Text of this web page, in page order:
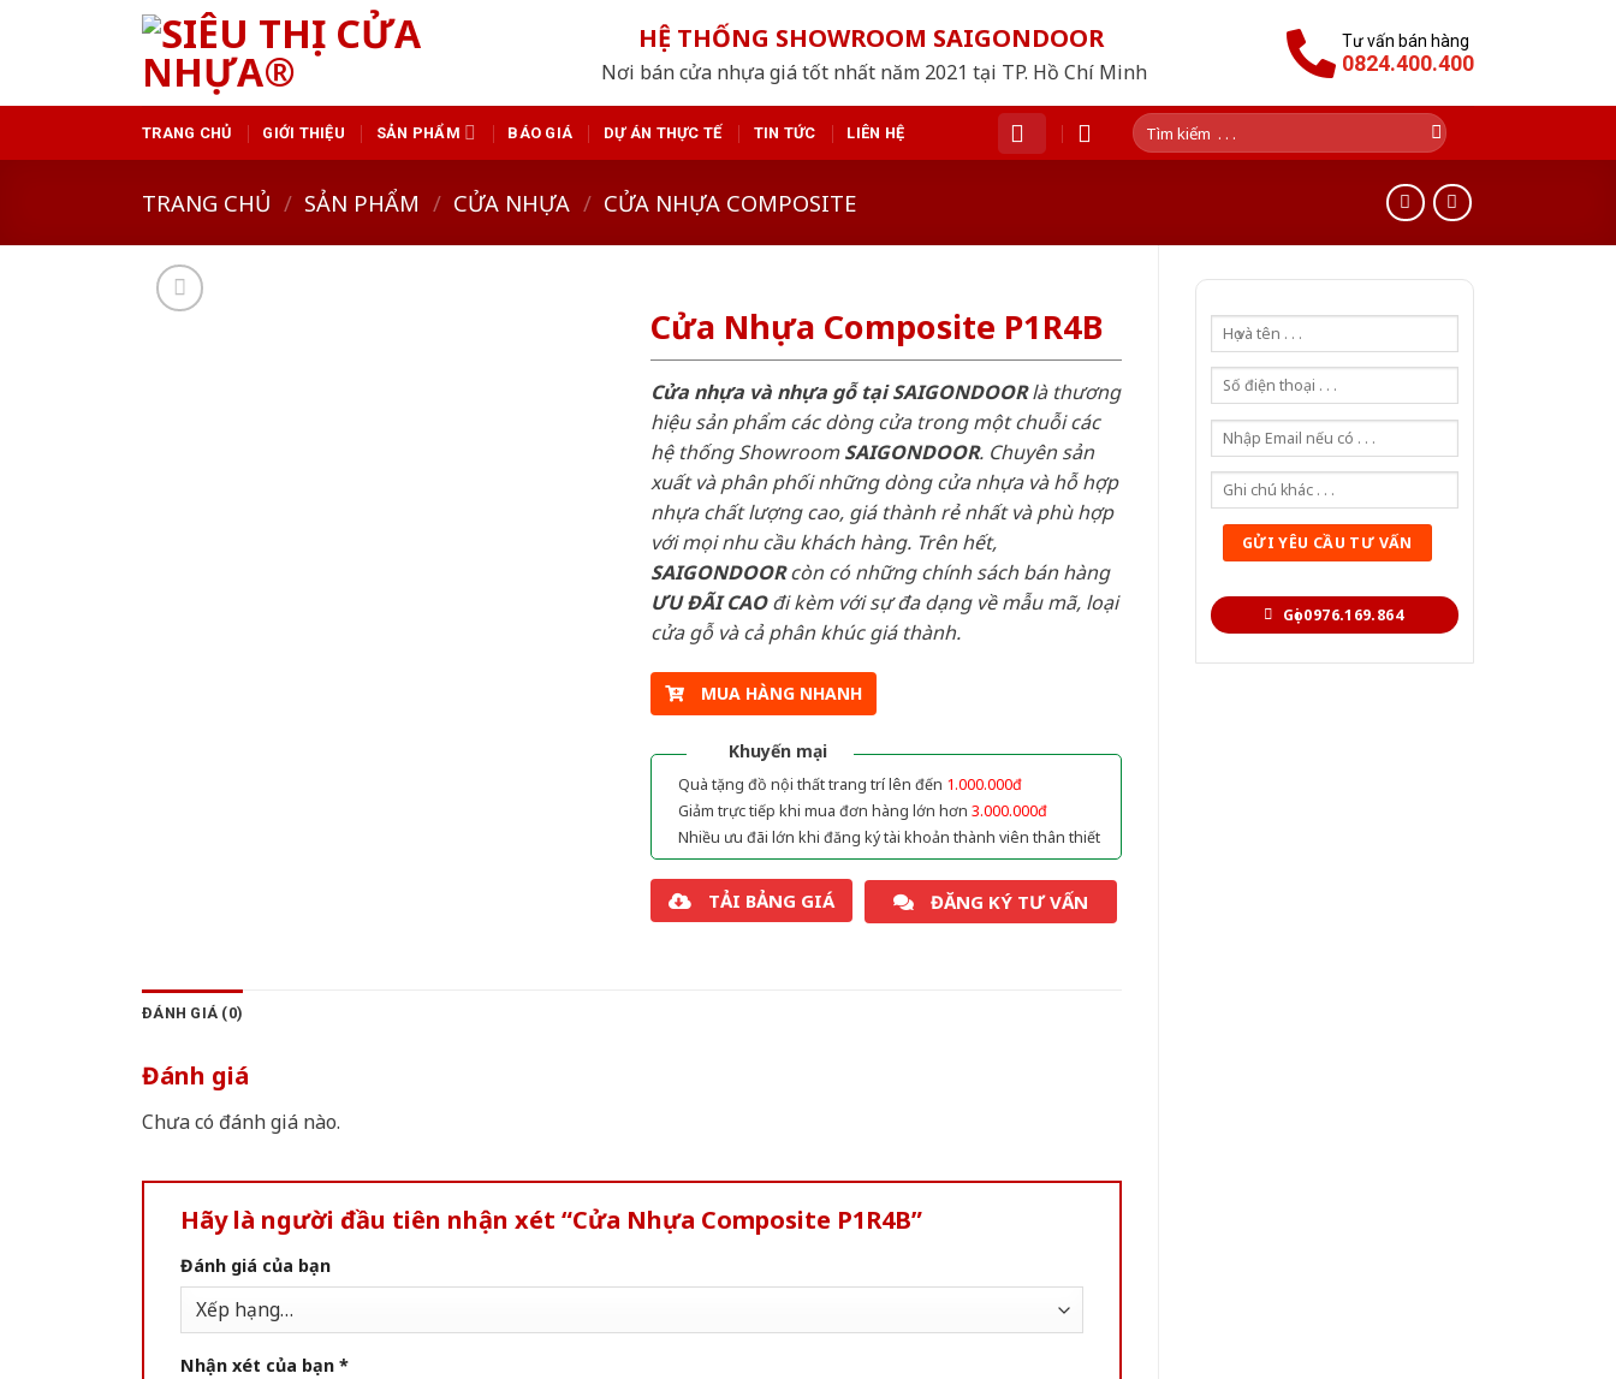
HỆ THỐNG SHOWROOM SAIGONDOOR
Nơi bán cửa nhựa giá tốt nhất năm 2021 tại TP. Hồ Chí Minh
Tư vấn bán hàng
0824.400.400
TRANG CHỦ GIỚI THIỆU SẢN PHẨM BÁO GIÁ DỰ ÁN THỰC TẾ TIN TỨC LIÊN HỆ
Tìm
kiếm:
TRANG CHỦ / SẢN PHẨM / CỬA NHỰA / CỬA NHỰA COMPOSITE
Gọi 0976.169.864
Cửa Nhựa Composite P1R4B
Cửa nhựa và nhựa gỗ tại SAIGONDOORlà thương
hiệu sản phẩm các dòng cửa trong một chuỗi các
hệ thống ShowroomSAIGONDOOR. Chuyên sản
xuất và phân phối những dòng cửa nhựa và hỗ hợp
nhựa chất lượng cao, giá thành rẻ nhất và phù hợp
với mọi nhu cầu khách hàng. Trên hết,
SAIGONDOORcòn có những chính sách bán hàng
ƯU ĐÃI CAOđi kèm với sự đa dạng về mẫu mã, loại
cửa gỗ và cả phân khúc giá thành.
MUA HÀNG NHANH
Khuyến mại
Quà tặng đồ nội thất trang trí lên đến 1.000.000đ
Giảm trực tiếp khi mua đơn hàng lớn hơn 3.000.000đ
Nhiều ưu đãi lớn khi đăng ký tài khoản thành viên thân thiết
TẢI BẢNG GIÁ ĐĂNG KÝ TƯ VẤN
ĐÁNH GIÁ (0)
Đánh giá
Chưa có đánh giá nào.
Hãy là người đầu tiên nhận xét “Cửa Nhựa Composite P1R4B”
Đánh giá của bạn
Nhận xét của bạn *